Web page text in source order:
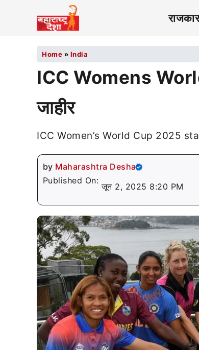
Home » India
ICC Womens
जाहीर
ICC Women’s World Cup 2025
by Maharashtra Desha
Published On:
जून 2, 2025 8:20 PM